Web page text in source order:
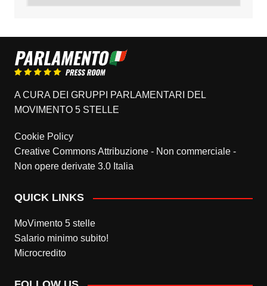
A CURA DEI GRUPPI PARLAMENTARI DEL
MOVIMENTO 5 STELLE
Cookie Policy
Creative Commons Attribuzione - Non commerciale -
Non opere derivate 3.0 Italia
QUICK LINKS
MoVimento 5 stelle
Salario minimo subito!
Microcredito